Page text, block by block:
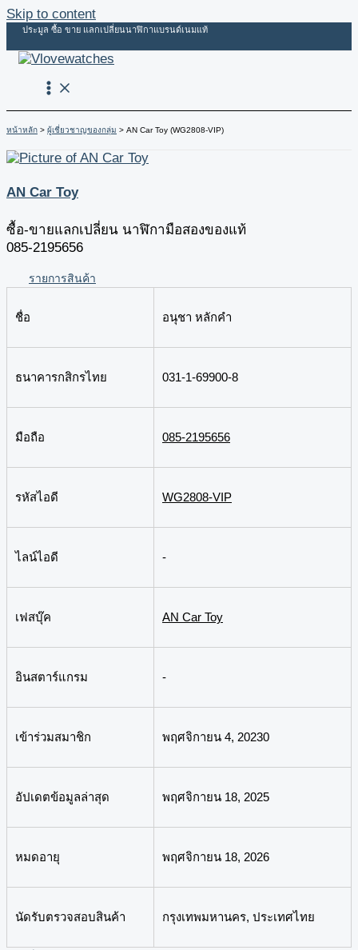
Skip to content
ประมูล ซื้อ ขาย แลกเปลี่ยนนาฬิกาแบรนด์เนมแท้
หน้าหลัก ผู้เชี่ยวชาญของกลุ่ม AN Car Toy (WG2808-VIP)
AN Car Toy
ซื้อ-ขายแลกเปลี่ยน นาฬิกามือสองของแท้
085-2195656
รายการสินค้า
ชื่อ อนุชา หลักคำ
ธนาคารกสิกรไทย 031-1-69900-8
มือถือ 085-2195656
รหัสไอดี WG2808-VIP
ไลน์ไอดี -
เฟสบุ๊ค AN Car Toy
อินสตาร์แกรม -
เข้าร่วมสมาชิก พฤศจิกายน 4, 20230
อัปเดตข้อมูลล่าสุด พฤศจิกายน 18, 2025
หมดอายุ พฤศจิกายน 18, 2026
นัดรับตรวจสอบสินค้า กรุงเทพมหานคร, ประเทศไทย